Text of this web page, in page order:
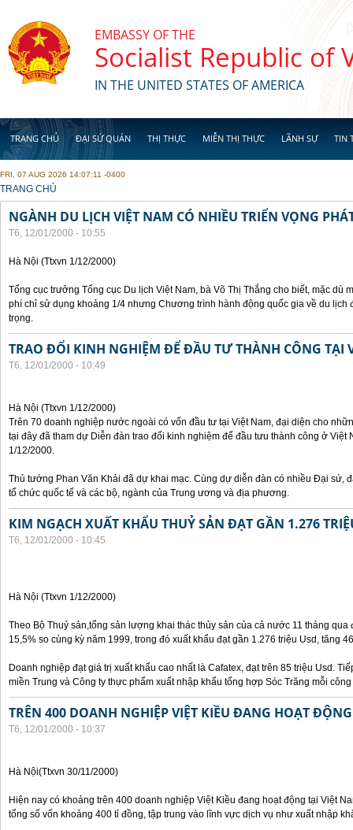
EMBASSY OF THE
Socialist Republic of
IN THE UNITED STATES OF AMERICA
TRANG CHỦ ĐẠI SỨ QUÁN THỊ THỰC MIỄN THỊ THỰC LÃNH SỰ TIN
FRI, 07 AUG 2026 14:07:11 -0400
YOU ARE HERE
TRANG CHỦ
NGÀNH DU LỊCH VIỆT NAM CÓ NHIỀU TRIỂN VỌNG
T6, 12/01/2000 - 10:55
Hà Nội (Ttxvn 1/12/2000)
Tổng cục trưởng Tổng cục Du lịch Việt Nam, bà Võ Thị Thắng cho biết, mặc dù
phí chỉ sử dụng khoảng 1/4 nhưng Chương trình hành động quốc gia về du lịch
trọng.
TRAO ĐỔI KINH NGHIỆM ĐỂ ĐẦU TƯ THÀNH CÔNG TẠI
T6, 12/01/2000 - 10:49
Hà Nội (Ttxvn 1/12/2000)
Trên 70 doanh nghiệp nước ngoài có vốn đầu tư tại Việt Nam, đại diện cho
tại đây đã tham dự Diễn đàn trao đổi kinh nghiệm để đầu tưu thành công ở Việt
1/12/2000.
Thủ tướng Phan Văn Khải đã dự khai mạc. Cùng dự diễn đàn có nhiều Đại sứ,
tổ chức quốc tế và các bộ, ngành của Trung ương và địa phương.
KIM NGẠCH XUẤT KHẨU THUỶ SẢN ĐẠT GẦN 1.276
T6, 12/01/2000 - 10:45
Hà Nội (Ttxvn 1/12/2000)
Theo Bộ Thuỷ sản,tổng sản lượng khai thác thủy sản của cả nước 11 tháng qua
15,5% so cùng kỳ năm 1999, trong đó xuất khẩu đạt gần 1.276 triệu Usd, tăng
Doanh nghiệp đạt giá trị xuất khẩu cao nhất là Cafatex, đạt trên 85 triệu Usd.
miền Trung và Công ty thực phẩm xuất nhập khẩu tổng hợp Sóc Trăng mỗi
TRÊN 400 DOANH NGHIỆP VIỆT KIỀU ĐANG HOẠT
T6, 12/01/2000 - 10:37
Hà Nội(Ttxvn 30/11/2000)
Hiện nay có khoảng trên 400 doanh nghiệp Việt Kiều đang hoạt động tại Việt
tổng số vốn khoảng 400 tỉ đồng, tập trung vào lĩnh vực dịch vụ như xuất nhập